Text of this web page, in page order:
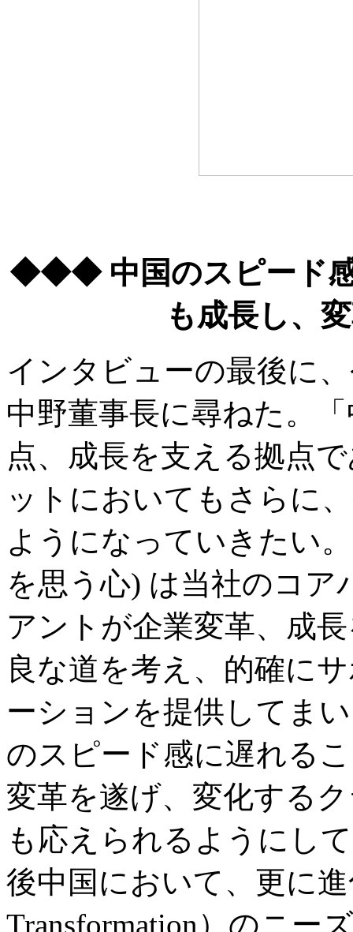
◆◆◆ 中国のスピード感
も成長し、
インタビューの最後に
中野董事長に尋ねた。
点、成長を支える拠点
ットにおいてもさらに
ようになっていきたい
を思う心) は当社のコ
アントが企業変革、成
良な道を考え、的確に
ーションを提供してま
のスピード感に遅れる
変革を遂げ、変化する
も応えられるようにし
後中国において、更に
Transformation）のニー